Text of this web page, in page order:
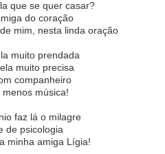
que se quer casar?
do coração
mim, nesta linda oração
muito prendada
muito precisa
companheiro
menos música!
faz lá o milagre
de psicologia
minha amiga Lígia!